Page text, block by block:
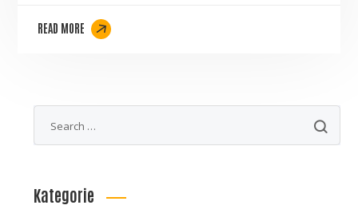
READ MORE
Kategorie